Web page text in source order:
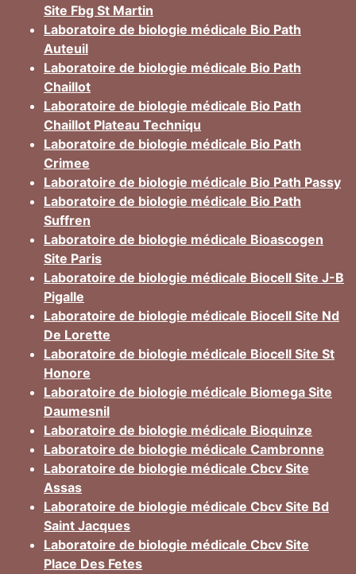
Site Fbg St Martin
Laboratoire de biologie médicale Bio Path
Auteuil
Laboratoire de biologie médicale Bio Path
Chaillot
Laboratoire de biologie médicale Bio Path
Chaillot Plateau Techniqu
Laboratoire de biologie médicale Bio Path
Crimee
Laboratoire de biologie médicale Bio Path Passy
Laboratoire de biologie médicale Bio Path
Suffren
Laboratoire de biologie médicale Bioascogen
Site Paris
Laboratoire de biologie médicale Biocell Site J-B
Pigalle
Laboratoire de biologie médicale Biocell Site Nd
De Lorette
Laboratoire de biologie médicale Biocell Site St
Honore
Laboratoire de biologie médicale Biomega Site
Daumesnil
Laboratoire de biologie médicale Bioquinze
Laboratoire de biologie médicale Cambronne
Laboratoire de biologie médicale Cbcv Site
Assas
Laboratoire de biologie médicale Cbcv Site Bd
Saint Jacques
Laboratoire de biologie médicale Cbcv Site
Place Des Fetes